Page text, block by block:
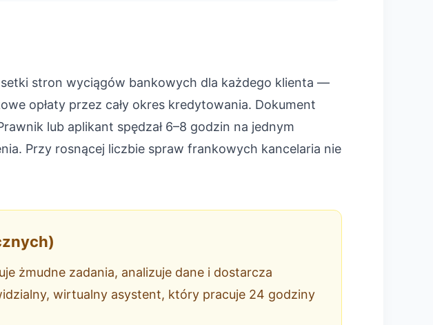
stron wyciągów bankowych dla każdego klienta —
opłaty przez cały okres kredytowania. Dokument
lub aplikant spędzał 6–8 godzin na jednym
Przy rosnącej liczbie spraw frankowych kancelaria nie
żmudne zadania, analizuje dane i dostarcza
wirtualny asystent, który pracuje 24 godziny